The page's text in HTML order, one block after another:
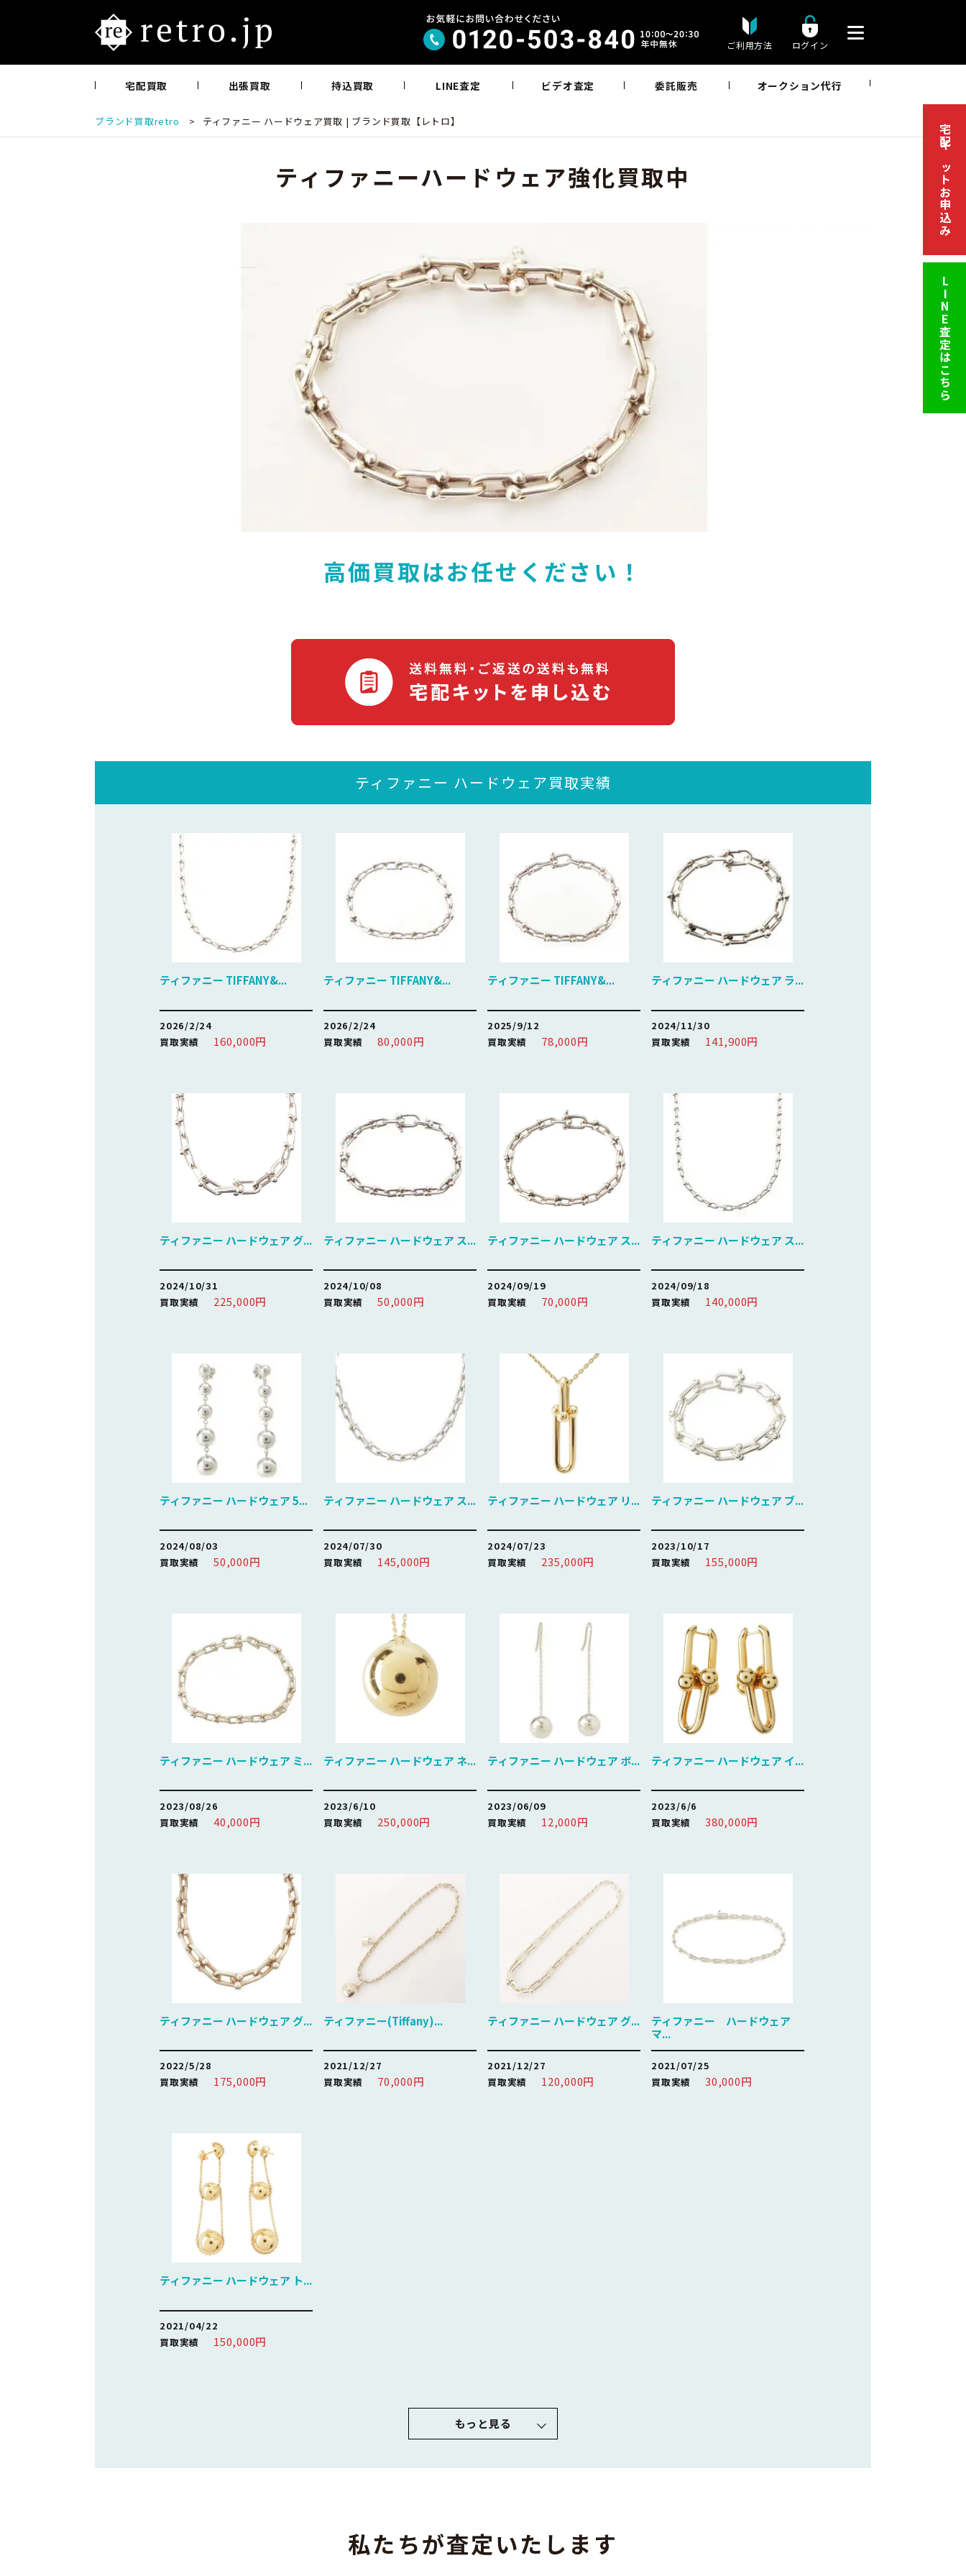
ご利用方法 ログイン
宅配買取 出張買取 持込買取 LINE査定 ビデオ査定 委託販売 オークション代行
ブランド買取retro > ティファニー ハードウェア買取 | ブランド買取【レトロ】
宅配キットお申込み
LINE査定はこちら
ティファニーハードウェア強化買取中
高価買取はお任せください！
ティファニー ハードウェア買取実績
ティファニー TIFFANY&...
2026/2/24
買取実績
160,000円
ティファニー TIFFANY&...
2026/2/24
買取実績
80,000円
ティファニー TIFFANY&...
2025/9/12
買取実績
78,000円
ティファニー ハードウェア ラ...
2024/11/30
買取実績
141,900円
ティファニー ハードウェア グ...
2024/10/31
買取実績
225,000円
ティファニー ハードウェア ス...
2024/10/08
買取実績
50,000円
ティファニー ハードウェア ス...
2024/09/19
買取実績
70,000円
ティファニー ハードウェア ス...
2024/09/18
買取実績
140,000円
ティファニー ハードウェア 5...
2024/08/03
買取実績
50,000円
ティファニー ハードウェア ス...
2024/07/30
買取実績
145,000円
ティファニー ハードウェア リ...
2024/07/23
買取実績
235,000円
ティファニー ハードウェア ブ...
2023/10/17
買取実績
155,000円
ティファニー ハードウェア ミ...
2023/08/26
買取実績
40,000円
ティファニー ハードウェア ネ...
2023/6/10
買取実績
250,000円
ティファニー ハードウェア ボ...
2023/06/09
買取実績
12,000円
ティファニー ハードウェア イ...
2023/6/6
買取実績
380,000円
ティファニー ハードウェア グ...
2022/5/28
買取実績
175,000円
ティファニー(Tiffany)...
2021/12/27
買取実績
70,000円
ティファニー ハードウェア グ...
2021/12/27
買取実績
120,000円
ティファニー ハードウェア
マ...
2021/07/25
買取実績
30,000円
ティファニー ハードウェア ト...
2021/04/22
買取実績
150,000円
もっと見る
私たちが査定いたします